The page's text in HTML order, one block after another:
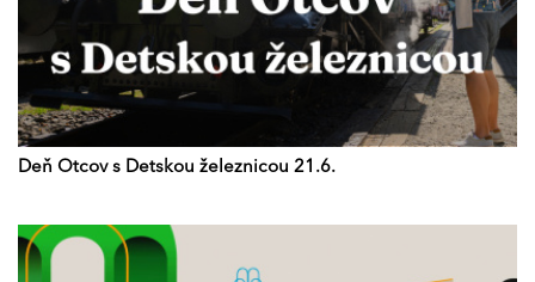
Deň Otcov s Detskou železnicou 21.6.